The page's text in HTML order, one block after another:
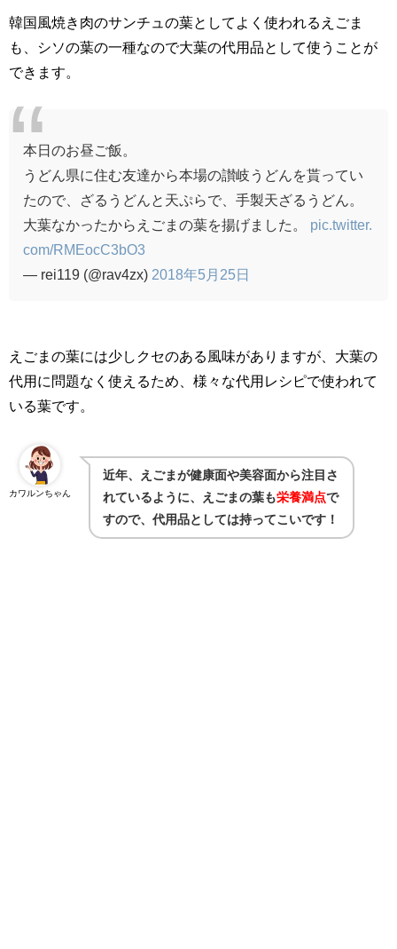
韓国風焼き肉のサンチュの葉としてよく使われるえごま
も、シソの葉の一種なので大葉の代用品として使うことが
できます。
本日のお昼ご飯。
うどん県に住む友達から本場の讃岐うどんを貰ってい
たので、ざるうどんと天ぷらで、手製天ざるうどん。
大葉なかったからえごまの葉を揚げました。 pic.twitter.
com/RMEocC3bO3
— rei119 (@rav4zx) 2018年5月25日
えごまの葉には少しクセのある風味がありますが、大葉の
代用に問題なく使えるため、様々な代用レシピで使われて
いる葉です。
カワルンちゃん
近年、えごまが健康面や美容面から注目さ
れているように、えごまの葉も栄養満点で
すので、代用品としては持ってこいです！